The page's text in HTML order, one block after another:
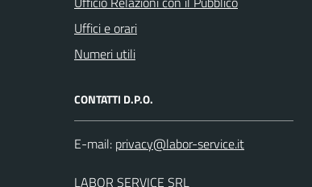
Uffici e orari
Numeri utili
CONTATTI D.P.O.
E-mail:
LABOR SERVICE SRL